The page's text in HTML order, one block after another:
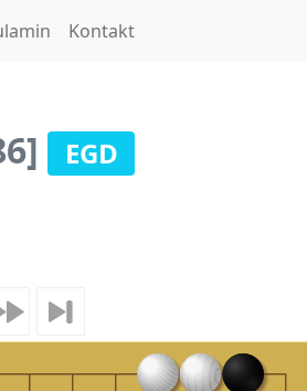
Kontakt
EGD